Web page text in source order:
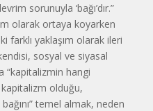
sorunuyla ‘bağı’dır.”
olarak ortaya koyarken
farklı yaklaşım olarak ileri
sosyal ve siyasal
“kapitalizmin hangi
olduğu,
temel almak, neden